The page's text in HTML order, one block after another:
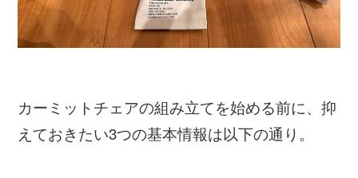
カーミットチェアの組み立てを始める前に、抑
えておきたい3つの基本情報は以下の通り。